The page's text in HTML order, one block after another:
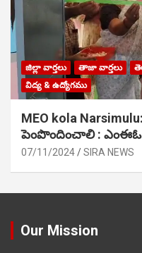
జిల్లా వార్తలు తాజా వార్తలు
విద్య & ఉద్యోగము
MEO kola
పెంపొందించాలి : ఎంఈఓ
07/11/2024 SIRA NEWS
Our Mission